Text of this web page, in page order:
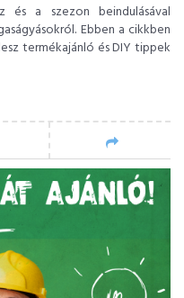
a szezon beindulásával
Ebben a cikkben
termékajánló és DIY tippek